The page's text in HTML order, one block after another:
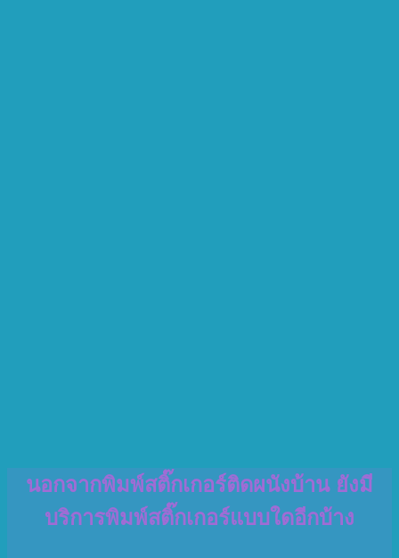
นอกจากพิมพ์สติ๊กเกอร์ติดผนังบ้าน ยังมี
บริการพิมพ์สติ๊กเกอร์แบบใดอีกบ้าง